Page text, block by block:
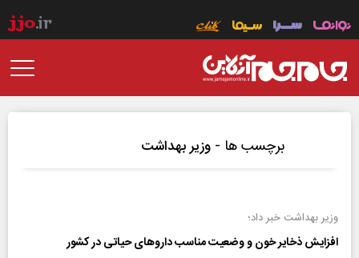
برچسب ها - وزیر بهداشت
وزیر بهداشت خبر داد؛
افزایش ذخایر خون و وضعیت مناسب دارو‌های حیاتی در کشور